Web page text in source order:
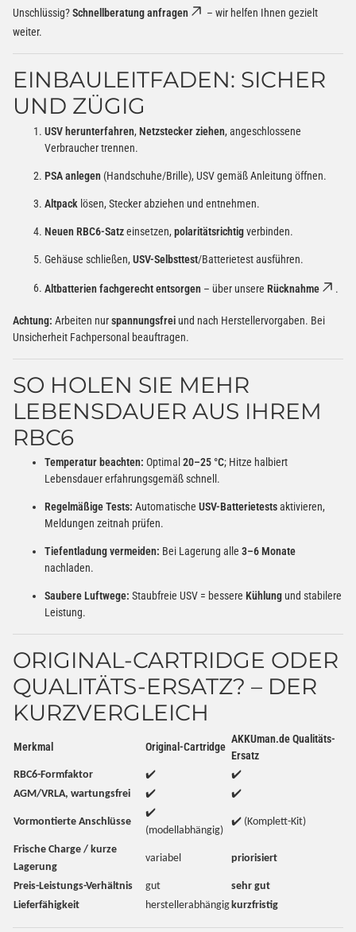
Unschlüssig?Schnellberatung anfragen
– wir helfen Ihnen gezielt
weiter.
EINBAULEITFADEN: SICHER
UND ZÜGIG
USV herunterfahren, Netzstecker ziehen, angeschlossene
Verbraucher trennen.
PSA anlegen (Handschuhe/Brille), USV gemäß Anleitung öffnen.
Altpack lösen, Stecker abziehen und entnehmen.
Neuen RBC6-Satzeinsetzen, polaritätsrichtigverbinden.
Gehäuse schließen, USV-Selbsttest/Batterietest ausführen.
Altbatterien fachgerecht entsorgen – über unsere Rücknahme .
Achtung: Arbeiten nurspannungsfrei und nach Herstellervorgaben. Bei
Unsicherheit Fachpersonal beauftragen.
SO HOLEN SIE MEHR
LEBENSDAUER AUS IHREM
RBC6
Temperatur beachten: Optimal 20–25 °C; Hitze halbiert
Lebensdauer erfahrungsgemäß schnell.
Regelmäßige Tests: Automatische USV-Batterietestsaktivieren,
Meldungen zeitnah prüfen.
Tiefentladung vermeiden: Bei Lagerung alle 3–6 Monate
nachladen.
Saubere Luftwege: Staubfreie USV = bessere Kühlung und stabilere
Leistung.
ORIGINAL-CARTRIDGE ODER
QUALITÄTS-ERSATZ? – DER
KURZVERGLEICH
Merkmal Original-Cartridge
AKKUman.de Qualitäts-
Ersatz
RBC6-Formfaktor ✔️
✔️
AGM/VRLA, wartungsfrei
✔️ ✔️
Vormontierte Anschlüsse
✔️
(modellabhängig)
✔️ (Komplett-Kit)
Frische Charge / kurze
Lagerung
variabel priorisiert
Preis-Leistungs-Verhältnis gut
sehr gut
Lieferfähigkeit
herstellerabhängigkurzfristig